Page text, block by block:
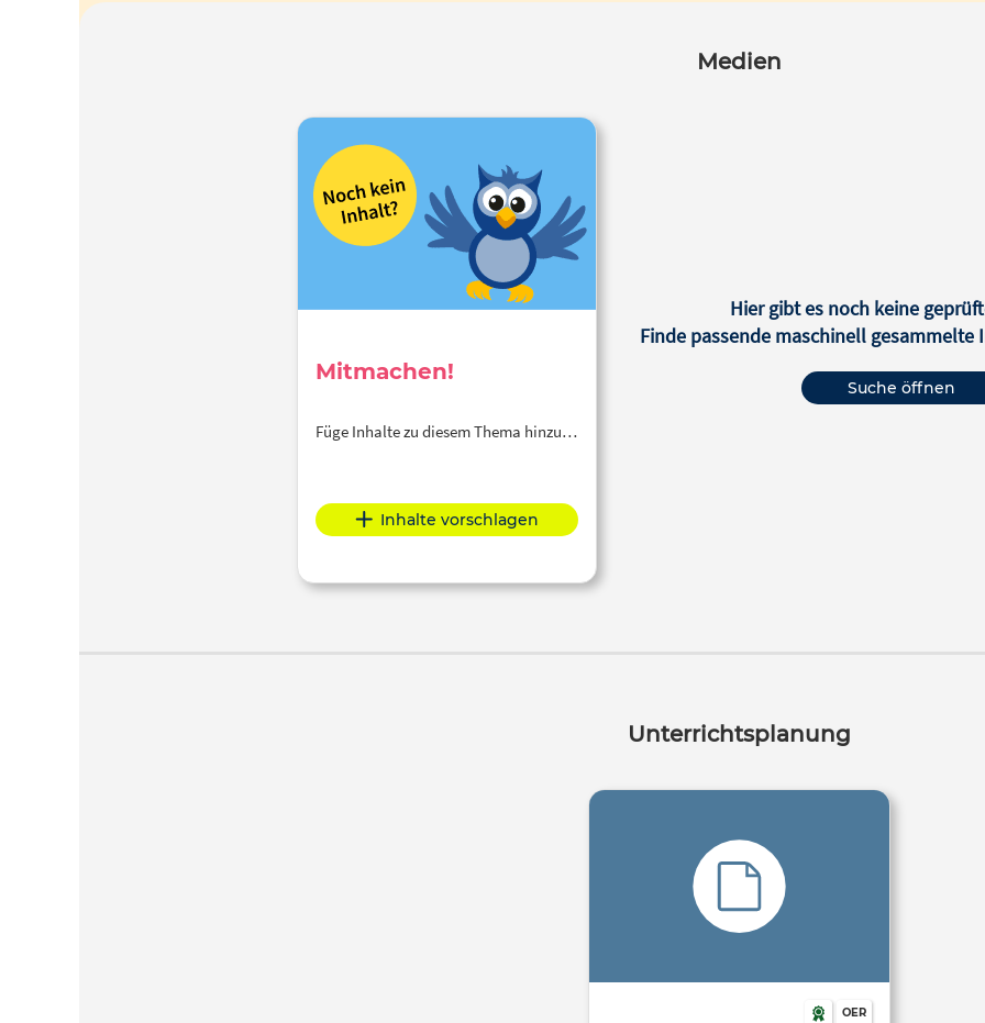
Medien
Mitmachen!
Füge Inhalte zu diesem Thema hinzu…
Inhalte vorschlagen
Hier gibt es noch keine
Finde passende maschinell gesammelte
Suche öffnen
Unterrichtsplanung
OER